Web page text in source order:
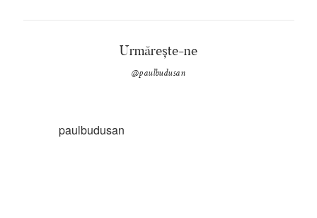
Urmărește-ne
@paulbudusan
paulbudusan